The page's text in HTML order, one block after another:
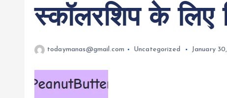
स्कॉलरशिप के लिए
todaymanas@gmail.com Uncategorized January